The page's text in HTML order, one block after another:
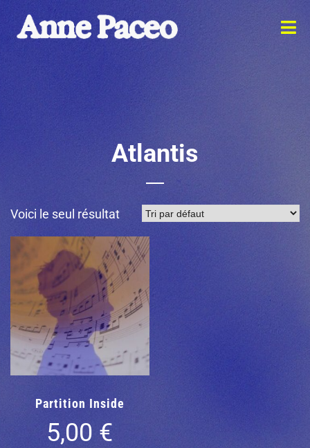
Atlantis
Voici le seul résultat
Partition Inside
5,00 €